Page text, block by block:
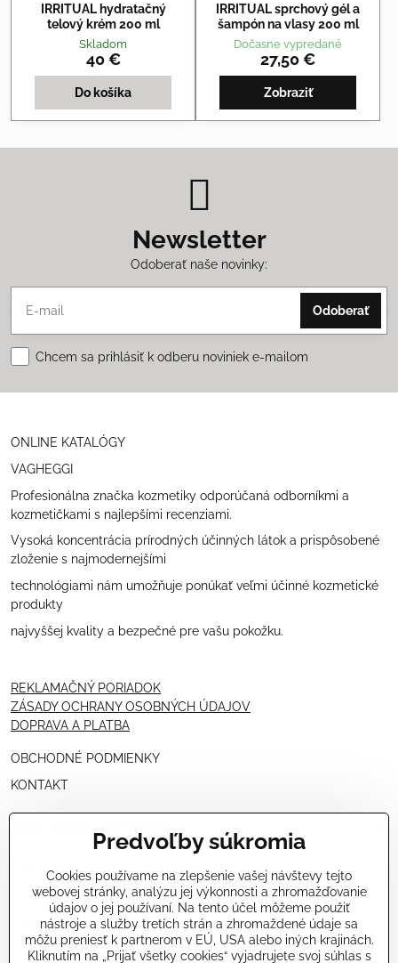
IRRITUAL hydratačný
telový krém 200 ml
Skladom
40 €
Do košíka
IRRITUAL sprchový gél a
šampón na vlasy 200 ml
Dočasne vypredané
27,50 €
Zobraziť
Newsletter
Odoberať naše novinky:
Odoberať
Chcem sa prihlásiť k odberu noviniek e-mailom
ONLINE KATALÓGY
VAGHEGGI
Profesionálna značka kozmetiky odporúčaná odborníkmi a
kozmetičkami s najlepšími recenziami.
Vysoká koncentrácia prírodných účinných látok a prispôsobené
zloženie s najmodernejšími
technológiami nám umožňuje ponúkať veľmi účinné kozmetické
produkty
najvyššej kvality a bezpečné pre vašu pokožku.
REKLAMAČNÝ PORIADOK
ZÁSADY OCHRANY OSOBNÝCH ÚDAJOV
DOPRAVA A PLATBA
OBCHODNÉ PODMIENKY
KONTAKT
PRE KOZMETIČKY
VÝHODNÁ PONUKA PRE PROFESIONÁLOV
NÁVODY OŠETRENÍ - VIDEÁ
ŠKOLENIE KOZMETIČIEK V TALIANSKU
Predvoľby súkromia
Cookies používame na zlepšenie vašej návštevy tejto
webovej stránky, analýzu jej výkonnosti a zhromažďovanie
údajov o jej používaní. Na tento účel môžeme použiť
nástroje a služby tretích strán a zhromaždené údaje sa
môžu preniesť k partnerom v EÚ, USA alebo iných krajinách.
Kliknutím na „Prijať všetky cookies“ vyjadrujete svoj súhlas s